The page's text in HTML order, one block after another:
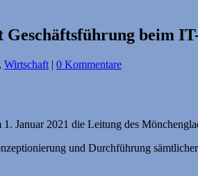
beim
, Wirtschaft | 0 Kommentare
Januar 2021 die Leitung des
und Durchführung